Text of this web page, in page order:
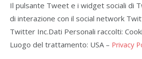
Il pulsante Tweet e i widget sociali di
di interazione con il social network
Twitter Inc.Dati Personali raccolti:
Luogo del trattamento: USA – Privacy